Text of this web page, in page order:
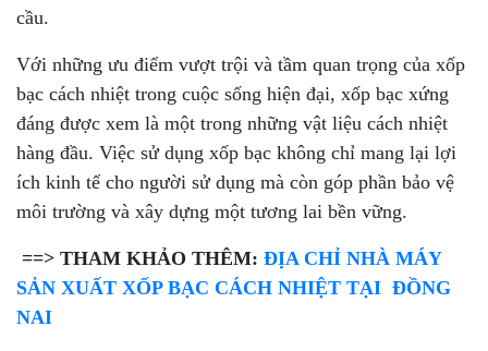
cầu.
Với những ưu điểm vượt trội và tầm quan trọng của xốp
bạc cách nhiệt trong cuộc sống hiện đại, xốp bạc xứng
đáng được xem là một trong những vật liệu cách nhiệt
hàng đầu. Việc sử dụng xốp bạc không chỉ mang lại lợi
ích kinh tế cho người sử dụng mà còn góp phần bảo vệ
môi trường và xây dựng một tương lai bền vững.
==> THAM KHẢO THÊM: ĐỊA CHỈ NHÀ MÁY
SẢN XUẤT XỐP BẠC CÁCH NHIỆT TẠI ĐỒNG
NAI